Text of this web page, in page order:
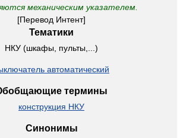
механическим указателем.
[Перевод Интент]
Тематики
НКУ (шкафы, пульты,...)
автоматический
термины
конструкция НКУ
Синонимы